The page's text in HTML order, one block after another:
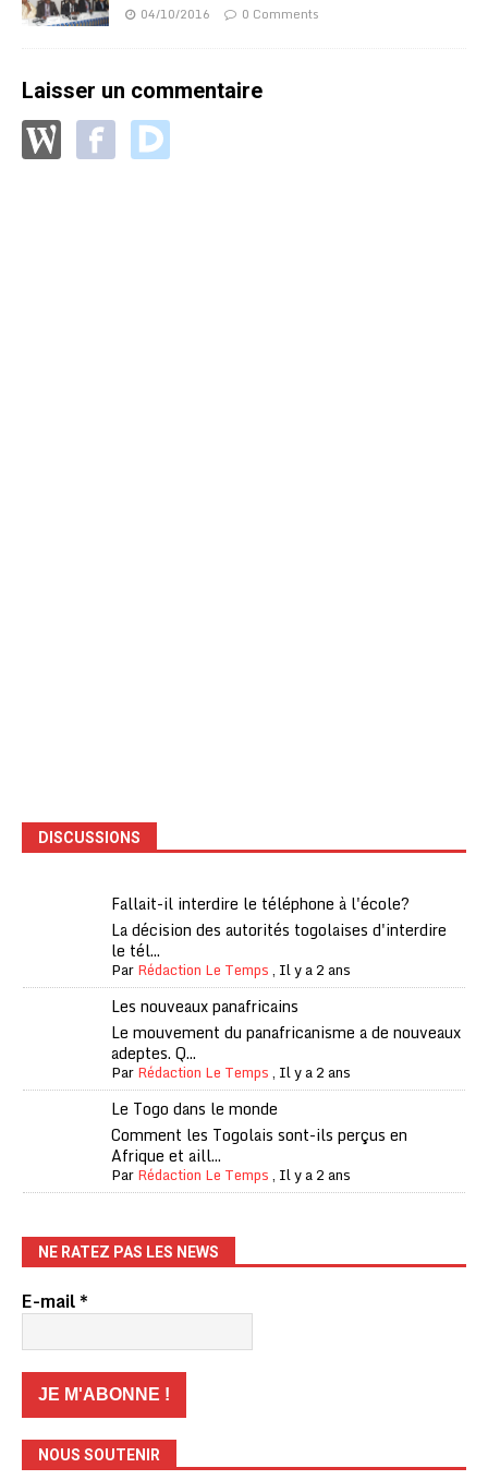
04/10/2016 0 Comments
Laisser un commentaire
DISCUSSIONS
Fallait-il interdire le téléphone à l'école?
La décision des autorités togolaises d'interdire
le tél...
ParRédaction Le Temps, Il y a 2 ans
Les nouveaux panafricains
Le mouvement du panafricanisme a de nouveaux
adeptes. Q...
ParRédaction Le Temps, Il y a 2 ans
Le Togo dans le monde
Comment les Togolais sont-ils perçus en
Afrique et aill...
ParRédaction Le Temps, Il y a 2 ans
NE RATEZ PAS LES NEWS
E-mail*
NOUS SOUTENIR